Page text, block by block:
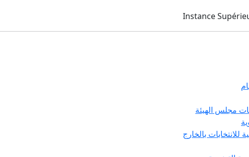
مجلس الهيئة
للانتخابات بالخارج